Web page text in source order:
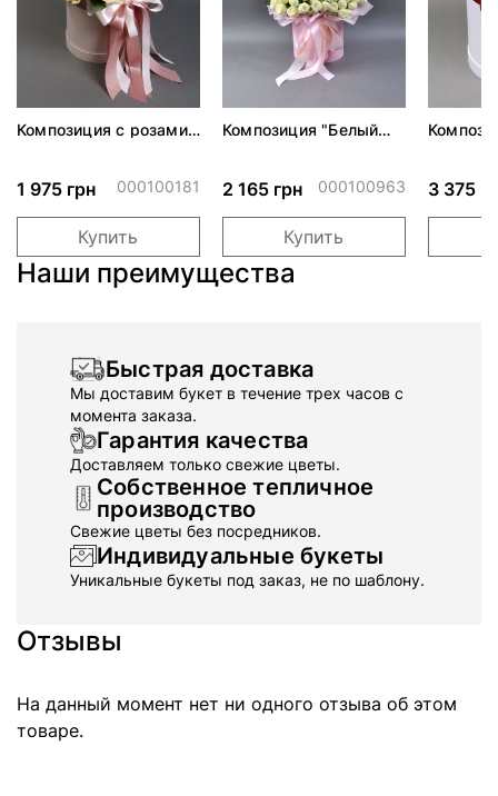
Композиция с розами
1 975 грн 000100181
Купить
Композиция "Белый
2 165 грн 000100963
Купить
3 375
Наши преимущества
Быстрая доставка
Мы доставим букет в течение трех часов с
момента заказа.
Гарантия качества
Доставляем только свежие цветы.
Собственное тепличное
производство
Свежие цветы без посредников.
Индивидуальные букеты
Уникальные букеты под заказ, не по шаблону.
Отзывы
На данный момент нет ни одного отзыва об этом
товаре.